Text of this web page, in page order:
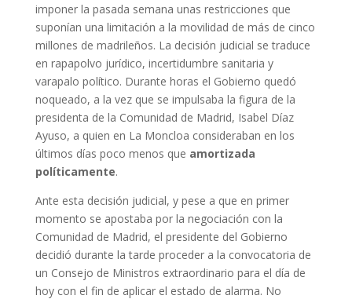
imponer la pasada semana unas restricciones que
suponían una limitación a la movilidad de más de cinco
millones de madrileños. La decisión judicial se traduce
en rapapolvo jurídico, incertidumbre sanitaria y
varapalo político. Durante horas el Gobierno quedó
noqueado, a la vez que se impulsaba la figura de la
presidenta de la Comunidad de Madrid, Isabel Díaz
Ayuso, a quien en La Moncloa consideraban en los
últimos días poco menos que amortizada
políticamente.
Ante esta decisión judicial, y pese a que en primer
momento se apostaba por la negociación con la
Comunidad de Madrid, el presidente del Gobierno
decidió durante la tarde proceder a la convocatoria de
un Consejo de Ministros extraordinario para el día de
hoy con el fin de aplicar el estado de alarma. No